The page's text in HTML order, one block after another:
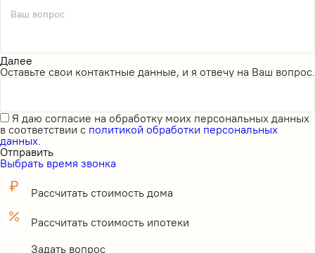
Ваш вопрос
Далее
Оставьте свои контактные данные, и я отвечу на Ваш вопрос.
Я даю согласие на обработку моих персональных данных
в соответствии с политикой обработки персональных
данных.
Отправить
Выбрать время звонка
Рассчитать стоимость дома
Рассчитать стоимость ипотеки
Задать вопрос